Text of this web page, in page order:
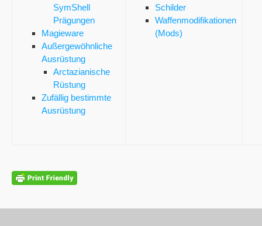
SymShell
Prägungen
Magieware
Außergewöhnliche
Ausrüstung
Arctazianische
Rüstung
Zufällig bestimmte
Ausrüstung
Schilder
Waffenmodifikationen
(Mods)